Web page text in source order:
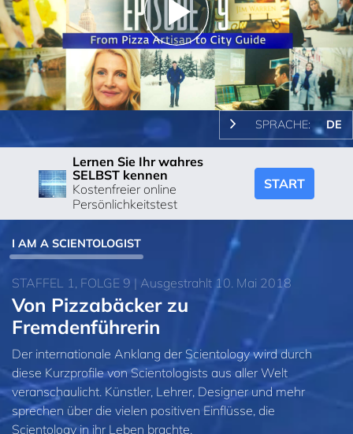
Play
Video
SPRACHE: DE
Lernen Sie Ihr wahres
SELBST kennen
Kostenfreier online
Persönlichkeitstest
START
I AM A SCIENTOLOGIST
STAFFEL 1, FOLGE 9 | Ausgestrahlt 10. Mai 2018
Von Pizzabäcker zu
Fremdenführerin
Der internationale Anklang der Scientology wird durch
diese Kurzprofile von Scientologists aus aller Welt
veranschaulicht. Künstler, Lehrer, Designer und mehr
sprechen über die vielen positiven Einflüsse, die
Scientology in ihr Leben brachte.